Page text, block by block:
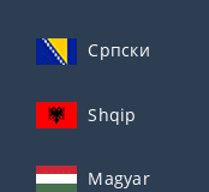
Српски
Shqip
Magyar